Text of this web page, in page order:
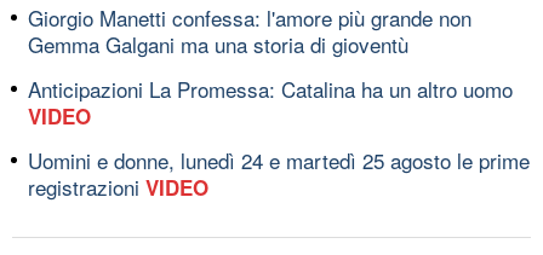
Giorgio Manetti confessa: l'amore più grande non
Gemma Galgani ma una storia di gioventù
Anticipazioni La Promessa: Catalina ha un altro uomo
VIDEO
Uomini e donne, lunedì 24 e martedì 25 agosto le prime
registrazioni VIDEO